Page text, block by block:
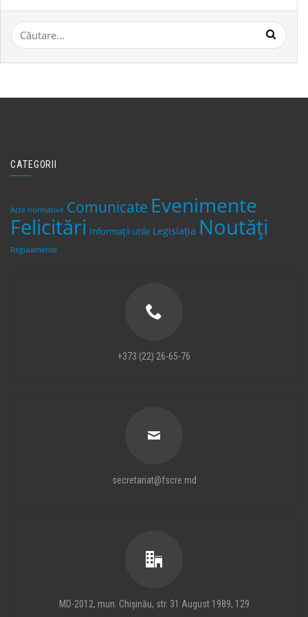
Caută
după:
CATEGORII
Acte normative Comunicate Evenimente
Felicitări Informații utile Legislaţia Noutăți
Regulamente
+373 (22) 26-65-76
secretariat@fscre.md
MD-2012, mun. Chișinău, str. 31 August 1989, 129